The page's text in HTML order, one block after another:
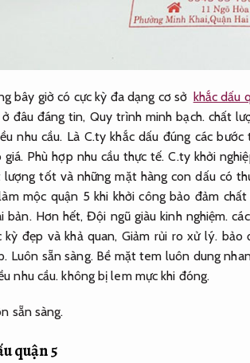
bây giờ có cực kỳ đa dạng cơ sở khắc dấu
đâu đáng tin, Quy trình minh bạch. chất
nhu cầu. Là C.ty khắc dấu đúng các bước
giá. Phù hợp nhu cầu thực tế. C.ty khởi
lượng tốt và những mặt hàng con dấu có
mộc quận 5 khi khởi công bảo đảm
bản. Hơn hết,Đội ngũ giàu kinh nghiệm.
kỳ đẹp và khả quan,Giảm rủi ro xử lý. bảo
Luôn sẵn sàng. Bề mặt tem luôn dung
nhu cầu. không bị lem mực khi đóng.
sẵn sàng.
quận 5